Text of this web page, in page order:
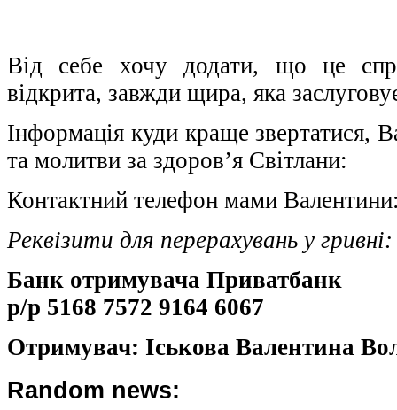
Від себе хочу додати, що це
відкрита, завжди щира, яка
Інформація куди краще звертатися,
та молитви за здоров’я Світлани:
Контактний телефон мами
Реквізити для перерахувань у гривні:
Банк отримувача Приватбанк
р/р 5168 7572 9164 6067
Отримувач: Іськова Валентина
Random news: